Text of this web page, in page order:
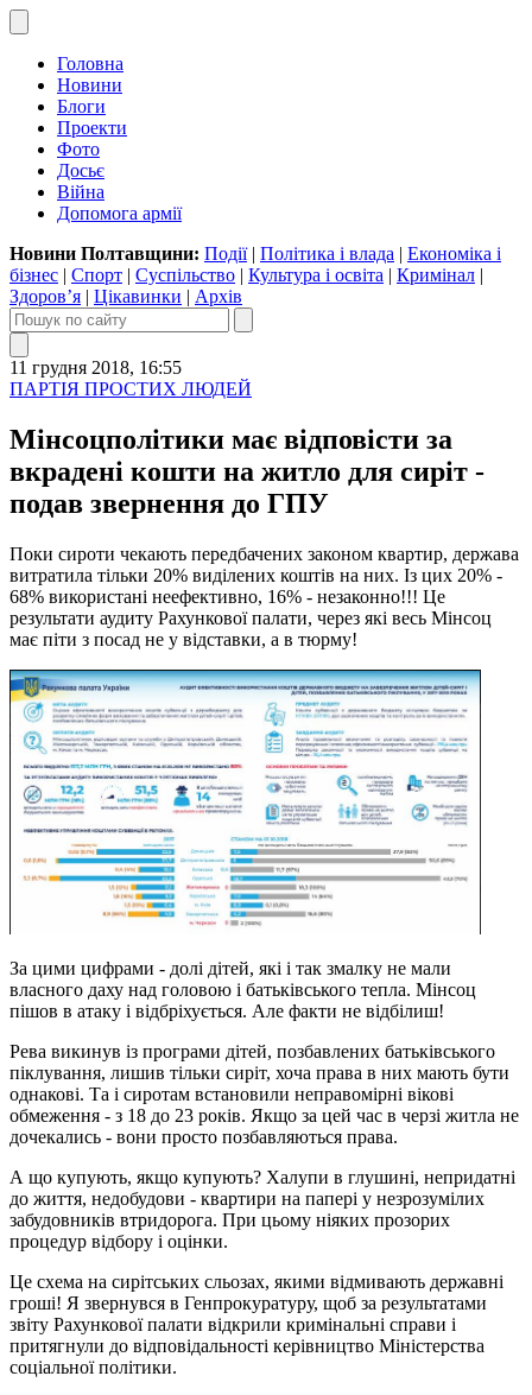
Головна
Новини
Блоги
Проекти
Фото
Досьє
Війна
Допомога армії
Новини Полтавщини: Події| Політика і влада | Економіка і
бізнес | Спорт | Суспільство | Культура і освіта | Кримінал |
Здоров’я | Цікавинки | Архів
11 грудня 2018, 16:55
ПАРТІЯ ПРОСТИХ ЛЮДЕЙ
Мінсоцполітики має відповісти за
вкрадені кошти на житло для сиріт -
подав звернення до ГПУ
Поки сироти чекають передбачених законом квартир, держава
витратила тільки 20% виділених коштів на них. Із цих 20% -
68% використані неефективно, 16% - незаконно!!! Це
результати аудиту Рахункової палати, через які весь Мінсоц
має піти з посад не у відставки, а в тюрму!
За цими цифрами - долі дітей, які і так змалку не мали
власного даху над головою і батьківського тепла. Мінсоц
пішов в атаку і відбріхується. Але факти не відбілиш!
Рева викинув із програми дітей, позбавлених батьківського
піклування, лишив тільки сиріт, хоча права в них мають бути
однакові. Та і сиротам встановили неправомірні вікові
обмеження - з 18 до 23 років. Якщо за цей час в черзі житла не
дочекались - вони просто позбавляються права.
А що купують, якщо купують? Халупи в глушині, непридатні
до життя, недобудови - квартири на папері у незрозумілих
забудовників втридорога. При цьому ніяких прозорих
процедур відбору і оцінки.
Це схема на сирітських сльозах, якими відмивають державні
гроші! Я звернувся в Генпрокуратуру, щоб за результатами
звіту Рахункової палати відкрили кримінальні справи і
притягнули до відповідальності керівництво Міністерства
соціальної політики.